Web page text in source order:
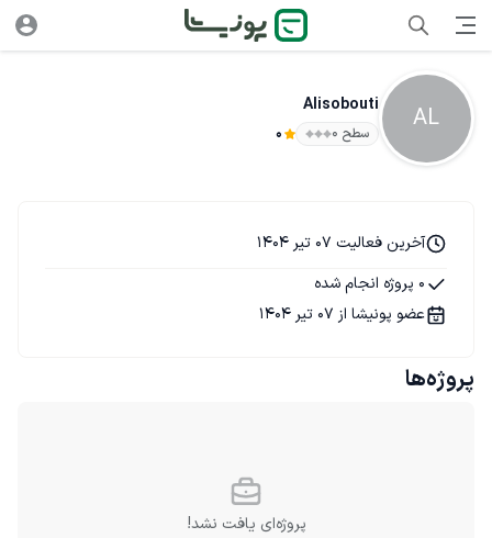
AL
Alisobouti
سطح ۰ 0
آخرین فعالیت 07 تیر 1404
0 پروژه انجام شده
عضو پونیشا از 07 تیر 1404
پروژه‌ها
پروژه‌ای یافت نشد!